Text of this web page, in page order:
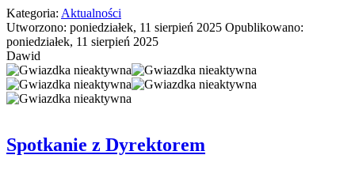
Kategoria: Aktualności
Utworzono: poniedziałek, 11 sierpień 2025 Opublikowano:
poniedziałek, 11 sierpień 2025
Dawid
Spotkanie z Dyrektorem